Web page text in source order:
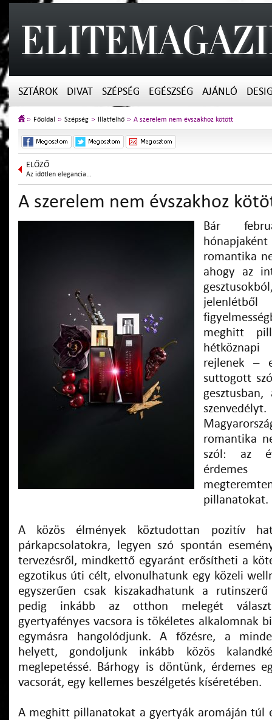
SZTÁROK DIVAT SZÉPSÉG EGÉSZSÉG AJÁNLÓ
Főoldal Szépség Illatfelhő A szerelem nem évszakhoz kötött
ELŐZŐ
Az időtlen elegancia...
A szerelem nem évszakhoz
Bár
romantika
ahogy az
meghitt
rejlenek –
suttogott
romantika
szól: az
pillanatokat.
A közös élmények köztudottan pozitív
párkapcsolatokra, legyen szó spontán
tervezésről, mindkettő egyaránt erősítheti a
egzotikus úti célt, elvonulhatunk egy közeli
egyszerűen csak kiszakadhatunk a
pedig inkább az otthon melegét
gyertyafényes vacsora is tökéletes alkalomnak
egymásra hangolódjunk. A főzésre, a
helyett, gondoljunk inkább közös
meglepetéssé. Bárhogy is döntünk, érdemes
vacsorát, egy kellemes beszélgetés kíséretében.
A meghitt pillanatokat a gyertyák aromáján túl